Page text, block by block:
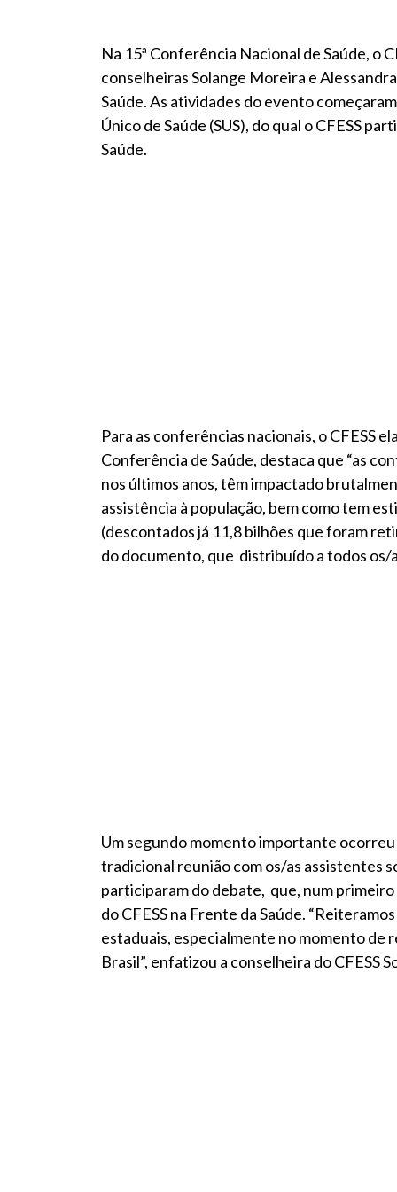
Na 15ª Conferência Nacional de Saúde, o
conselheiras Solange Moreira e
Saúde. As atividades do evento
Único de Saúde (SUS), do qual o CFESS
Saúde.
Para as conferências nacionais, o CFESS
Conferência de Saúde, destaca que “as
nos últimos anos, têm impactado
assistência à população, bem como tem
(descontados já 11,8 bilhões que foram
do documento, que distribuído a todos os/
Um segundo momento importante ocorreu
tradicional reunião com os/as assistentes
participaram do debate, que, num
do CFESS na Frente da Saúde.
estaduais, especialmente no momento de
Brasil”, enfatizou a conselheira do CFESS